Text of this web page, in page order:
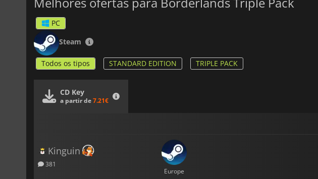
PC
Steam
Todos os tipos STANDARD EDITION TRIPLE PACK
CD Key
a partir de7.21€
Kinguin
381
Europe